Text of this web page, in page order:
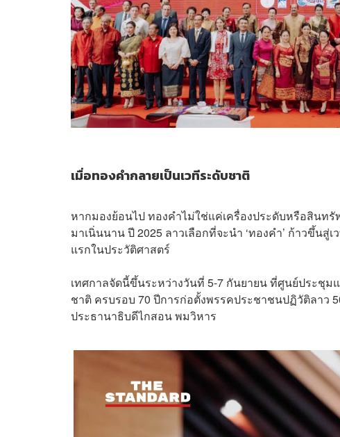
เมื่อทองคำกลายเป็นเวทีระดับชาติ
หากมองย้อนไป ทองคำไม่ใช่แค่เครื่องประดับหรือสินท
มาเนิ่นนาน ปี 2025 ลาวเลือกที่จะนำ ‘ทองคำ’ ก้าวขึ้นสู่
แรกในประวัติศาสตร์
เทศกาลจัดนี้ขึ้นระหว่างวันที่ 5-7 กันยายน ที่ศูนย์ประชุ
ชาติ ครบรอบ 70 ปีการก่อตั้งพรรคประชาชนปฏิวัติลาว
ประธานาธิบดีไกสอน พมวิหาร